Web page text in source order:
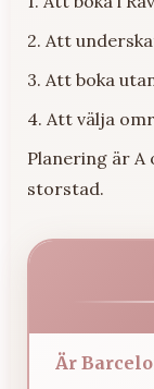
2. Att
3. Att boka
4. Att välja
Planering är A
storstad.
Är